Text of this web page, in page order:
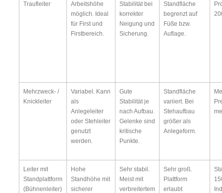
Traufleiter
Arbeitshöhe
möglich. Ideal
für First und
Firstbereich.
Stabilität bei
korrekter
Neigung und
Sicherung.
Standfläche
begrenzt auf
Füße bzw.
Auflage.
Mehrzweck- /
Knickleiter
Variabel. Kann
als
Anlegeleiter
oder Stehleiter
genutzt
werden.
Gute
Stabilität je
nach Aufbau.
Gelenke sind
kritische
Punkte.
Standfläche
variiert. Bei
Stehaufbau
größer als
Anlegeform.
Leiter mit
Standplattform
(Bühnenleiter)
Hohe
Standhöhe mit
sicherer
Sehr stabil.
Meist mit
verbreitertem
Sehr groß.
Plattform
erlaubt